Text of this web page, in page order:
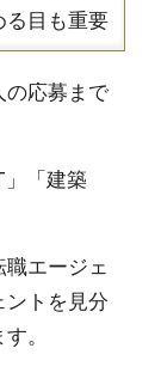
る目も重要
の応募まで
」「建築
エージェ
ントを見分
。